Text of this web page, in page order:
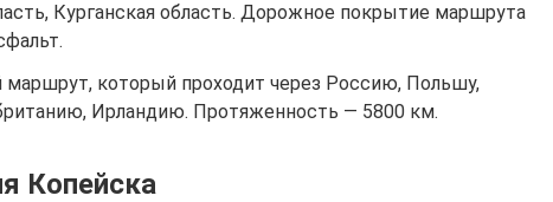
Курганская область. Дорожное покрытие маршрута
маршрут, который проходит через Россию, Польшу,
Ирландию. Протяженность — 5800 км.
Копейска